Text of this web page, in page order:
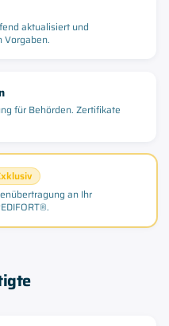
aktualisiert und
Vorgaben.
für Behörden. Zertifikate
an Ihr